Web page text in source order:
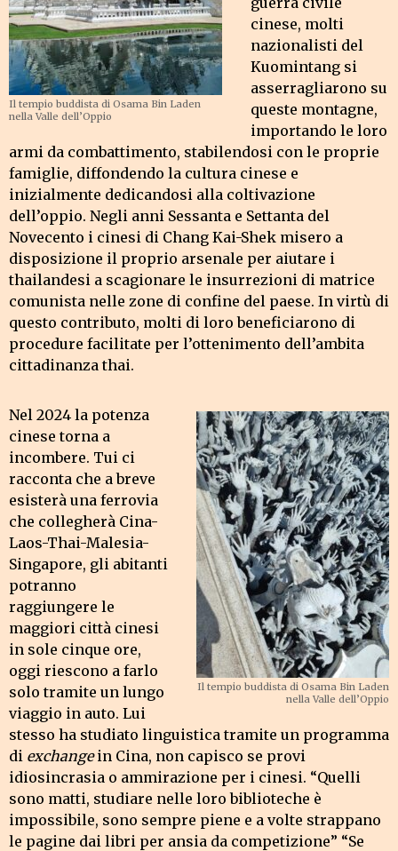
Il tempio buddista di Osama Bin Laden
nella Valle dell’Oppio
cinese, molti
nazionalisti del
Kuomintang si
asserragliarono su
queste montagne,
importando le loro
armi da combattimento, stabilendosi con le proprie
famiglie, diffondendo la cultura cinese e
inizialmente dedicandosi alla coltivazione
dell’oppio. Negli anni Sessanta e Settanta del
Novecento i cinesi di Chang Kai-Shek misero a
disposizione il proprio arsenale per aiutare i
thailandesi a scagionare le insurrezioni di matrice
comunista nelle zone di confine del paese. In virtù di
questo contributo, molti di loro beneficiarono di
procedure facilitate per l’ottenimento dell’ambita
cittadinanza thai.
Il tempio buddista di Osama Bin Laden
nella Valle dell’Oppio
Nel 2024 la potenza
cinese torna a
incombere. Tui ci
racconta che a breve
esisterà una ferrovia
che collegherà Cina-
Laos-Thai-Malesia-
Singapore, gli abitanti
potranno
raggiungere le
maggiori città cinesi
in sole cinque ore,
oggi riescono a farlo
solo tramite un lungo
viaggio in auto. Lui
stesso ha studiato linguistica tramite un programma
di exchangein Cina, non capisco se provi
idiosincrasia o ammirazione per i cinesi. “Quelli
sono matti, studiare nelle loro biblioteche è
impossibile, sono sempre piene e a volte strappano
le pagine dai libri per ansia da competizione” “Se